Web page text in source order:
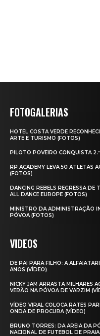
FOTOGALERIAS
HOTEL COSTA VERDE
ARTE E TURISMO (FOTOS)
PILOTO POVEIRO CONQUISTA
RP ACADEMY LEVA 50 ATLETAS
(FOTOS)
DANCING REBELS REGRESSA DE
ALL DANCE EUROPE (FOTOS)
MINISTRO DA ADMINISTRAÇÃO
PÓVOA (FOTOS)
VIDEOS
DE PAI PARA FILHO: A
ANOS (VÍDEO)
NICKY JAM ARRASTA MILHARES
VERÃO NA PÓVOA DE VARZIM
VÍDEO VIRAL COLOCA RATES
ONDA DE PROCURA (VÍDEO)
BRUNO TORRES: DA AREIA DA
NACIONAL DE FUTEBOL DE